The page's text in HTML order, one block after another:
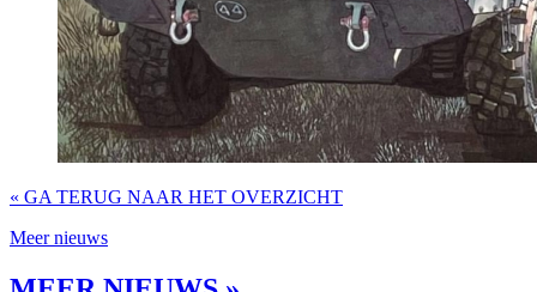
« GA TERUG NAAR HET OVERZICHT
Meer nieuws